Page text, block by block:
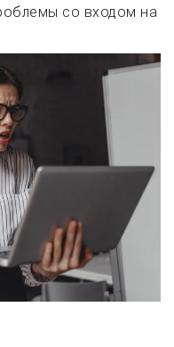
со входом на